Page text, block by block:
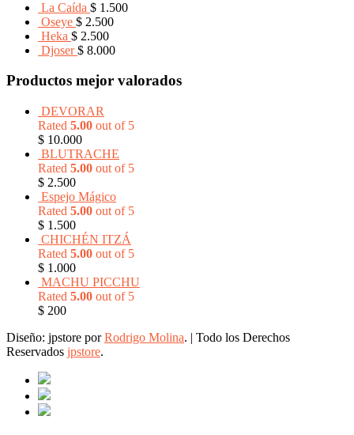
La Caída $ 1.500
Oseye $ 2.500
Heka $ 2.500
Djoser $ 8.000
Productos mejor valorados
DEVORAR
Rated 5.00 out of 5
$ 10.000
BLUTRACHE
Rated 5.00 out of 5
$ 2.500
Espejo Mágico
Rated 5.00 out of 5
$ 1.500
CHICHÉN ITZÁ
Rated 5.00 out of 5
$ 1.000
MACHU PICCHU
Rated 5.00 out of 5
$ 200
Diseño: jpstore porRodrigo Molina. | Todo los Derechos
Reservados jpstore.